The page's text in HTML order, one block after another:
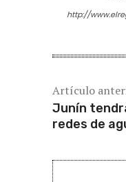
http://
Artículo
Junín
redes de